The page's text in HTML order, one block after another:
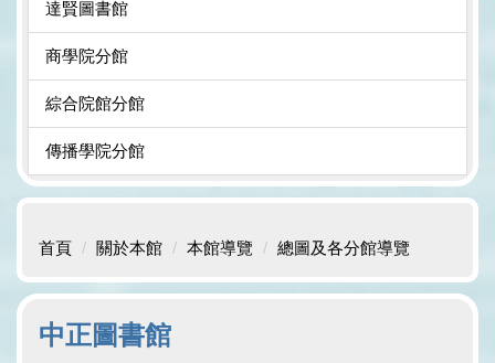
達賢圖書館
商學院分館
綜合院館分館
傳播學院分館
首頁 關於本館 本館導覽 總圖及各分館導覽
中正圖書館